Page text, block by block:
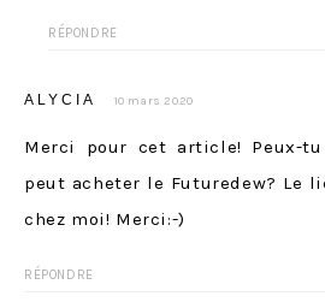
RÉPONDRE
ALYCIA 10 mars 2020
Merci pour cet article! Peux-
peut acheter le Futuredew? Le
chez moi! Merci:-)
RÉPONDRE